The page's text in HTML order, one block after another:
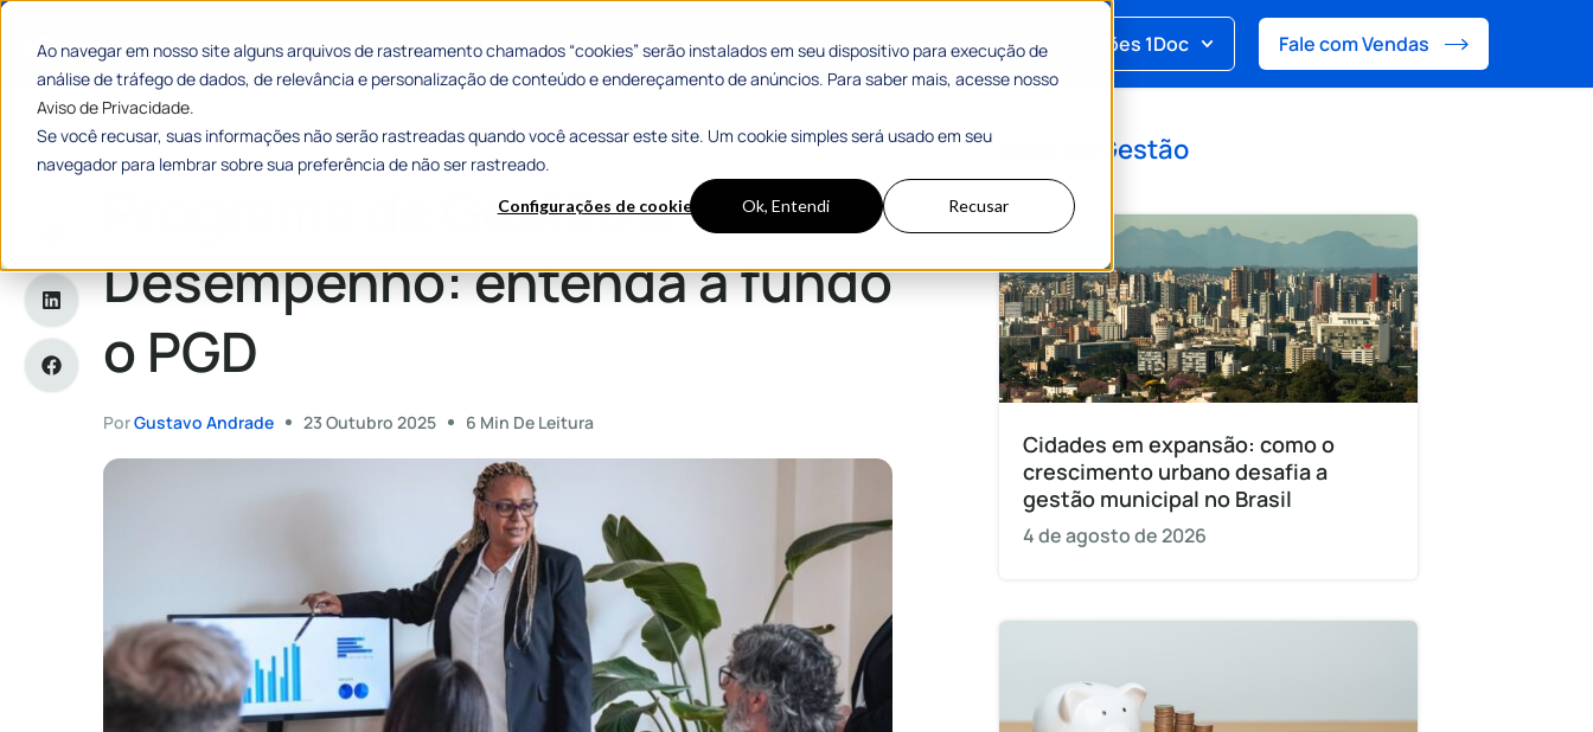
Ao navegar em nosso site alguns arquivos de rastreamento chamados “cookies” serão instalados em seu dispositivo para execução de
análise de tráfego de dados, de relevância e personalização de conteúdo e endereçamento de anúncios. Para saber mais, acesse nosso
Aviso de Privacidade.
Se você recusar, suas informações não serão rastreadas quando você acessar este site. Um cookie simples será usado em seu
navegador para lembrar sobre sua preferência de não ser rastreado.
Configurações de cookies Ok, Entendi Recusar
Categorias Histórias de Sucesso Materiais Gratuitos Soluções 1Doc Fale com Vendas
Home»Programa de Gestão e Desempenho: entenda a fundo o PGD
Programa de Gestão e
Desempenho: entenda a fundo
o PGD
PorGustavo Andrade 23 Outubro 2025 6 Min De Leitura
Gestão
Cidades em expansão: como o
crescimento urbano desafia a
gestão municipal no Brasil
4 de agosto de 2026